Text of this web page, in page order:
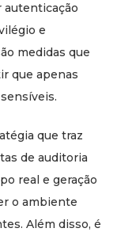
autenticação
e
medidas que
que apenas
que traz
de auditoria
real e geração
o ambiente
Além disso, é